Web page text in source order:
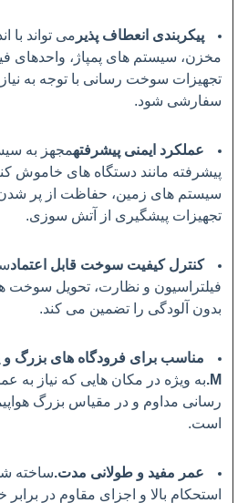
پیکربندی انعطاف پذیر می تواند با
مخزن، سیستم های پمپاژ، واحدهای
تجهیزات سوخت رسانی با توجه به
سفارشی شود.
عملکرد ایمنی پیشرفتهمجهز به
پیشرفته مانند دستگاه های خاموش
سیستم های زمین، حفاظت از پر
تجهیزات پیشگیری از آتش سوزی.
کنترل کیفیت سوخت قابل اعتماد
فیلتراسیون و نظارت، تحویل سوخت
بدون آلودگی را تضمین می کند.
مناسب برای فرودگاه های بزرگ و
M. به ویژه در مکان هایی که نیاز به
رسانی مداوم و در مقیاس بزرگ
است.
عمر مفید و طولانی مدت.ساخته
استحکام بالا و اجزای مقاوم در